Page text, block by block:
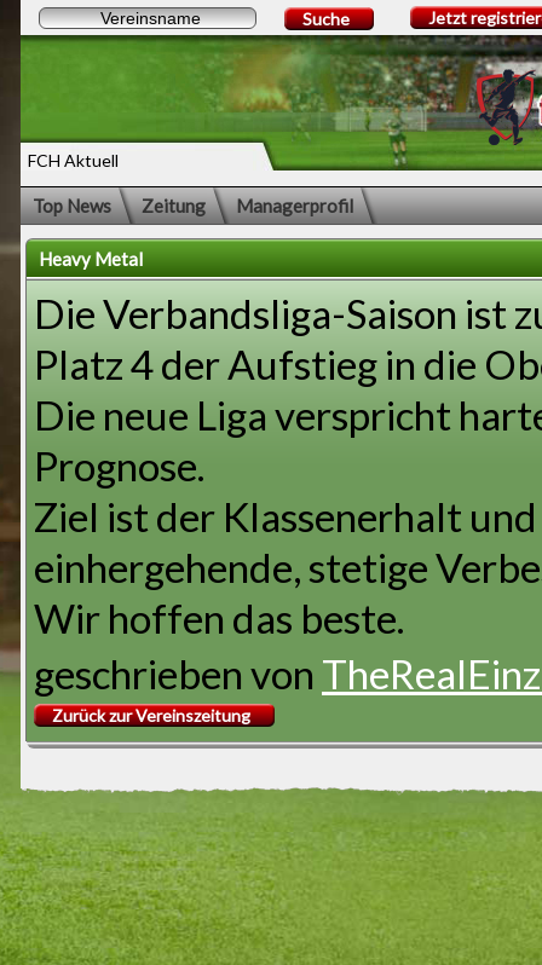
FCH Aktuell
Suche Jetzt
Top News Zeitung Managerprofil
Heavy Metal
Die Verbandsliga-Saison ist
Platz 4 der Aufstieg in die
Die neue Liga verspricht
Prognose.
Ziel ist der Klassenerhalt
einhergehende, stetige
Wir hoffen das beste.
geschrieben von
Zurück zur Vereinszeitung